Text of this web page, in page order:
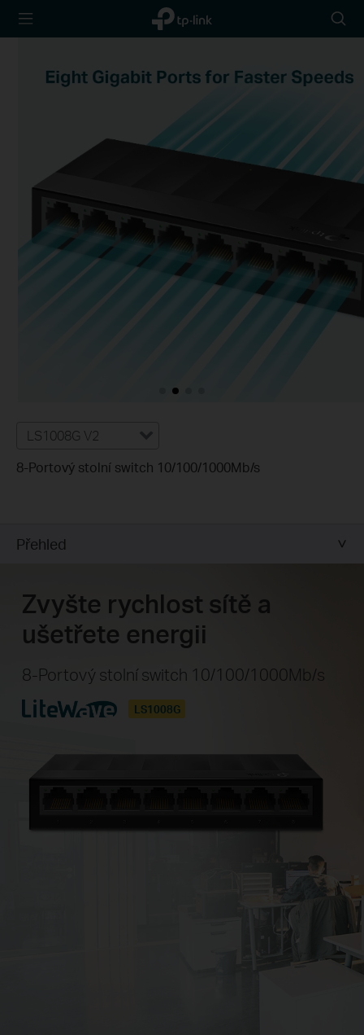
TP-Link,
Reliably
icon
LS1008G V2
8-Portový stolní switch 10/100/1000Mb/s
Přehled
Zvyšte rychlost sítě a
ušetřete energii
8-Portový stolní switch 10/100/1000Mb/s
LS1008G